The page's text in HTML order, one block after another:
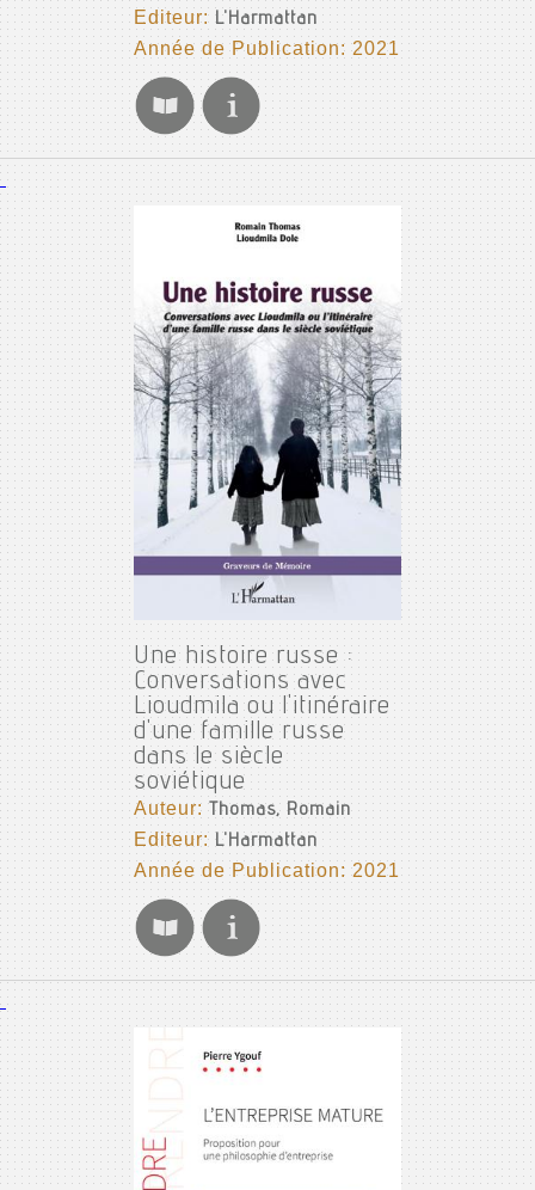
Editeur: L'Harmattan
Année de Publication: 2021
Une histoire russe :
Conversations avec
Lioudmila ou l'itinéraire
d'une famille russe
dans le siècle
soviétique
Auteur:Thomas, Romain
Editeur: L'Harmattan
Année de Publication: 2021